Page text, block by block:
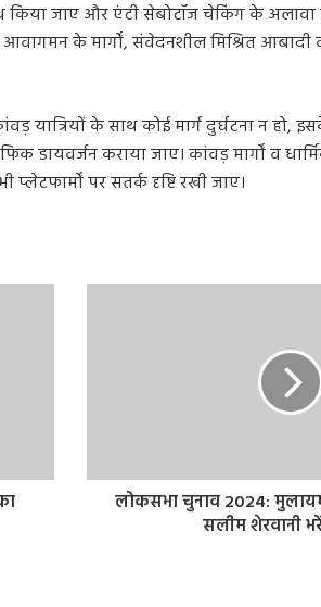
किया जाए और एंटी सेबोटॉज चेकिंग के
आवागमन के मार्गों, संवेदनशील मिश्रित आबादी
यात्रियों के साथ कोई मार्ग दुर्घटना न हो,
डायवर्जन कराया जाए। कांवड़ मार्गों व
प्लेटफार्मों पर सतर्क दृष्टि रखी जाए।
लोकसभा चुनाव 2024:
सलीम शेरवानी